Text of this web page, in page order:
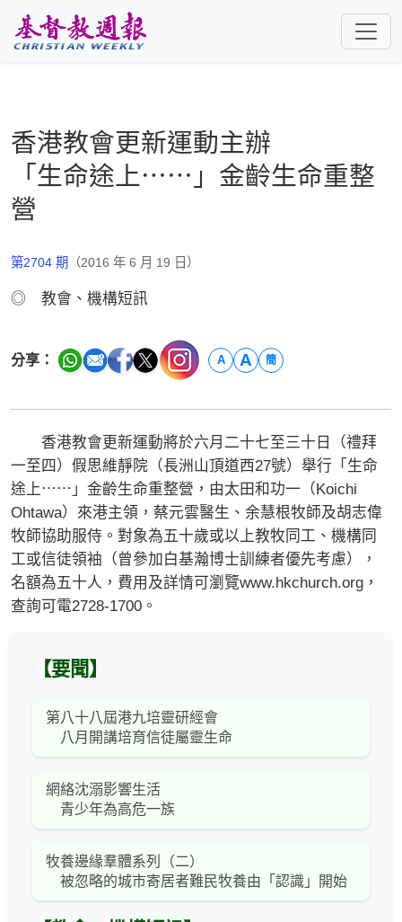
香港教會更新運動主辦
「生命途上⋯⋯」金齡生命重整
營
第2704 期 （2016 年 6 月 19 日）
◎ 教會、機構短訊
分享： A A 簡
香港教會更新運動將於六月二十七至三十日（禮拜
一至四）假思維靜院（長洲山頂道西27號）舉行「生命
途上⋯⋯」金齡生命重整營，由太田和功一（Koichi
Ohtawa）來港主領，蔡元雲醫生、余慧根牧師及胡志偉
牧師協助服侍。對象為五十歲或以上教牧同工、機構同
工或信徒領袖（曾參加白基瀚博士訓練者優先考慮），
名額為五十人，費用及詳情可瀏覽www.hkchurch.org，
查詢可電2728-1700。
【要聞】
第八十八屆港九培靈研經會
八月開講培育信徒屬靈生命
網絡沈溺影響生活
青少年為高危一族
牧養邊緣羣體系列（二）
被忽略的城市寄居者難民牧養由「認識」開始